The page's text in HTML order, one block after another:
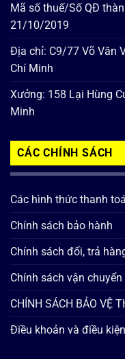
Mã số thuế/Số QĐ
21/10/2019
Địa chỉ: C9/77 Võ Văn
Chí Minh
Xưởng: 158 Lại Hùng
Minh
CÁC CHÍNH SÁCH
Các hình thức thanh
Chính sách bảo hành
Chính sách đổi, trả
Chính sách vận chuyển
CHÍNH SÁCH BẢO VỆ
Điều khoản và điều